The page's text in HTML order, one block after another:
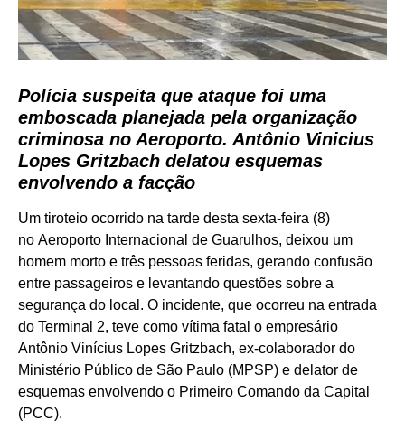
Polícia suspeita que ataque foi uma
emboscada planejada pela organização
criminosa no Aeroporto. Antônio Vinicius
Lopes Gritzbach delatou esquemas
envolvendo a facção
Um tiroteio ocorrido na tarde desta sexta-feira (8)
no Aeroporto Internacional de Guarulhos, deixou um
homem morto e três pessoas feridas, gerando confusão
entre passageiros e levantando questões sobre a
segurança do local. O incidente, que ocorreu na entrada
do Terminal 2, teve como vítima fatal o empresário
Antônio Vinícius Lopes Gritzbach, ex-colaborador do
Ministério Público de São Paulo (MPSP) e delator de
esquemas envolvendo o Primeiro Comando da Capital
(PCC).